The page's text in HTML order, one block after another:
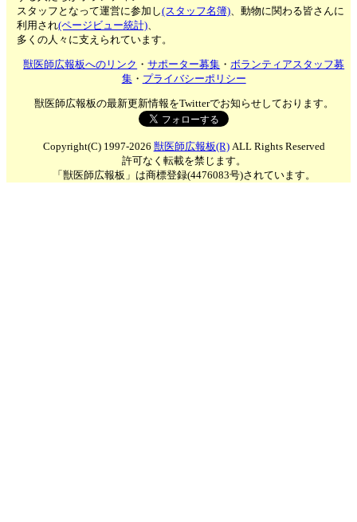
スタッフとなって運営に参加し(スタッフ名簿)、動物に関わる皆さんに
利用され(ページビュー統計)、
多くの人々に支えられています。
獣医師広報板へのリンク ・サポーター募集 ・ボランティアスタッフ募
集・ プライバシーポリシー
獣医師広報板の最新更新情報をTwitterでお知らせしております。
Copyright(C) 1997-2026 獣医師広報板(R)ALL Rights Reserved
許可なく転載を禁じます。
「獣医師広報板」は商標登録(4476083号)されています。